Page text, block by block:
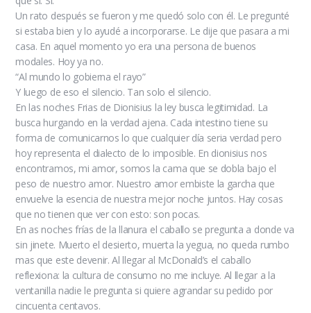
Un rato después se fueron y me quedó solo con él. Le pregunté
si estaba bien y lo ayudé a incorporarse. Le dije que pasara a mi
casa. En aquel momento yo era una persona de buenos
modales. Hoy ya no.
“Al mundo lo gobierna el rayo”
Y luego de eso el silencio. Tan solo el silencio.
En las noches Frias de Dionisius la ley busca legitimidad. La
busca hurgando en la verdad ajena. Cada intestino tiene su
forma de comunicarnos lo que cualquier día seria verdad pero
hoy representa el dialecto de lo imposible. En dionisius nos
encontramos, mi amor, somos la cama que se dobla bajo el
peso de nuestro amor. Nuestro amor embiste la garcha que
envuelve la esencia de nuestra mejor noche juntos. Hay cosas
que no tienen que ver con esto: son pocas.
En as noches frías de la llanura el caballo se pregunta a donde va
sin jinete. Muerto el desierto, muerta la yegua, no queda rumbo
mas que este devenir. Al llegar al McDonald’s el caballo
reflexiona: la cultura de consumo no me incluye. Al llegar a la
ventanilla nadie le pregunta si quiere agrandar su pedido por
cincuenta centavos.